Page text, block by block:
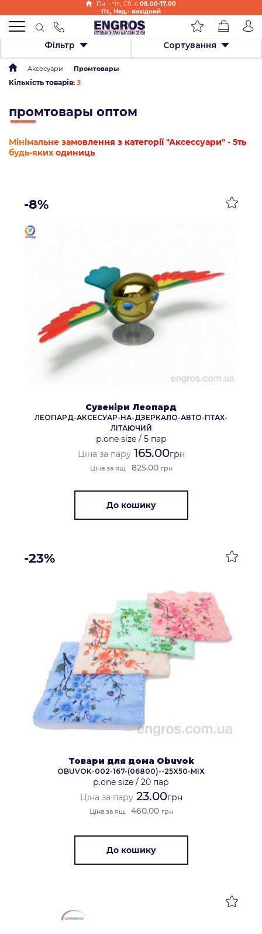
Пн. - Чт., Cб. с 08.00-17.00
Пт., Нед.- вихідний
Фільтр Сортування
Аксесуари Промтовары
Кількість товарів: 3
промтовары оптом
Мінімальне замовлення з категорії "Аксессуари" - 5ть
будь-яких одиниць
-8%
Сувеніри Леопард
ЛЕОПАРД-АКСЕСУАР-НА-ДЗЕРКАЛО-АВТО-ПТАХ-
ЛІТАЮЧИЙ
р.one size/ 5 пар
Ціна за пару165.00грн
Ціна за ящ. 825.00 грн
До кошику
-23%
Товари для дома Obuvok
OBUVOK-002-167-(06800)--25X50-MIX
р.one size / 20 пар
Ціна за пару23.00грн
Ціна за ящ. 460.00 грн
До кошику